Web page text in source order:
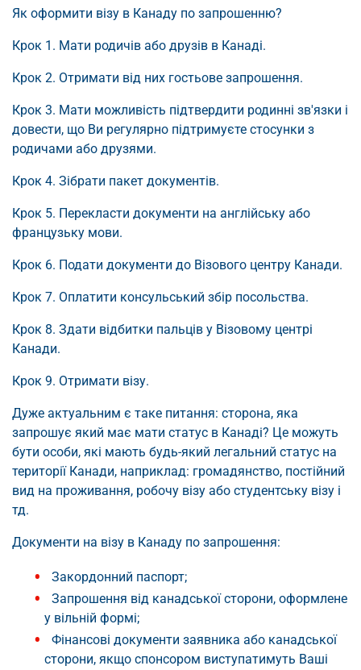
Як оформити візу в Канаду по запрошенню?
Крок 1. Мати родичів або друзів в Канаді.
Крок 2. Отримати від них гостьове запрошення.
Крок 3. Мати можливість підтвердити родинні зв'язки і
довести, що Ви регулярно підтримуєте стосунки з
родичами або друзями.
Крок 4. Зібрати пакет документів.
Крок 5. Перекласти документи на англійську або
французьку мови.
Крок 6. Подати документи до Візового центру Канади.
Крок 7. Оплатити консульський збір посольства.
Крок 8. Здати відбитки пальців у Візовому центрі
Канади.
Крок 9. Отримати візу.
Дуже актуальним є таке питання: сторона, яка
запрошує який має мати статус в Канаді? Це можуть
бути особи, які мають будь-який легальний статус на
території Канади, наприклад: громадянство, постійний
вид на проживання, робочу візу або студентську візу і
тд.
Документи на візу в Канаду по запрошення:
Закордонний паспорт;
Запрошення від канадської сторони, оформлене
у вільній формі;
Фінансові документи заявника або канадської
сторони, якщо спонсором виступатимуть Ваші